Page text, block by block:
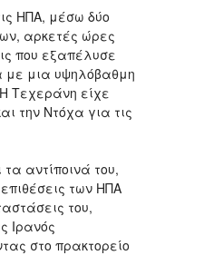
ΗΠΑ, μέσω δύο
αρκετές ώρες
που εξαπέλυσε
μια υψηλόβαθμη
Τεχεράνη είχε
την Ντόχα για τις
αντίποινά του,
των ΗΠΑ
του,
Ιρανός
στο πρακτορείο